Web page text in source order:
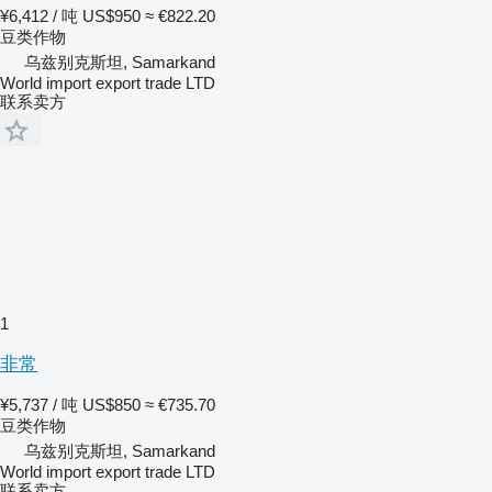
¥6,412 / 吨 US$950 ≈ €822.20
豆类作物
乌兹别克斯坦, Samarkand
World import export trade LTD
联系卖方
1
非常
¥5,737 / 吨 US$850 ≈ €735.70
豆类作物
乌兹别克斯坦, Samarkand
World import export trade LTD